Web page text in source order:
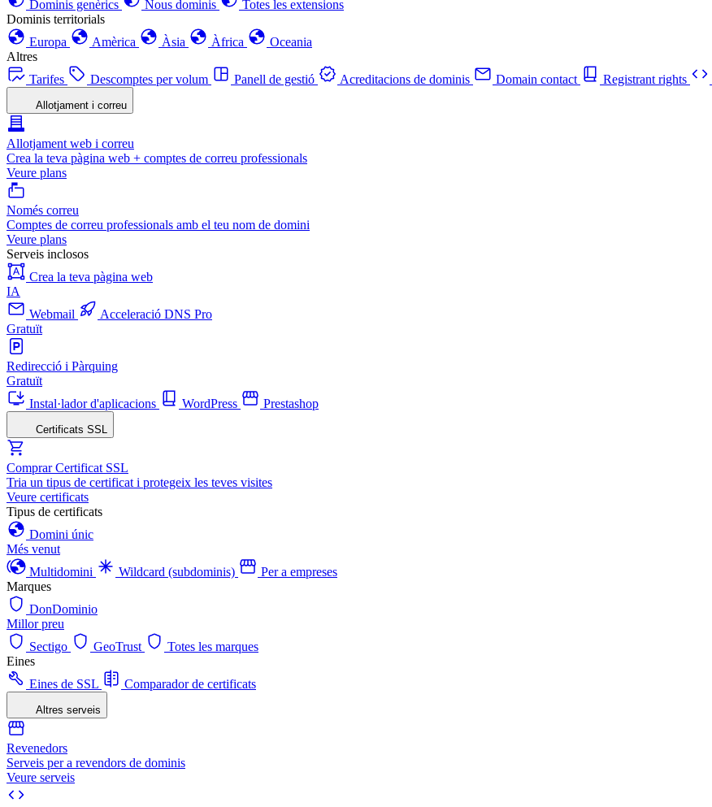
Dominis genèrics Nous dominis
Totes les extensions
Dominis territorials
Europa
Amèrica Àsia Àfrica
Oceania
Altres
Tarifes
Descomptes per volum Panell de gestió Acreditacions de dominis Domain contact Registrant rights
Allotjament i correu
Allotjament web i correu
Crea la teva pàgina web + comptes de correu professionals
Veure plans
Només correu
Comptes de correu professionals amb el teu nom de domini
Veure plans
Serveis inclosos
Crea la teva pàgina web
IA
Webmail
Acceleració DNS Pro
Gratuït
Redirecció i Pàrquing
Gratuït
Instal·lador d'aplicacions
WordPress Prestashop
Certificats SSL
Comprar Certificat SSL
Tria un tipus de certificat i protegeix les teves visites
Veure certificats
Tipus de certificats
Domini únic
Més venut
Multidomini
Wildcard (subdominis)
Per a empreses
Marques
DonDominio
Millor preu
Sectigo
GeoTrust
Totes les marques
Eines
Eines de SSL
Comparador de certificats
Altres serveis
Revenedors
Serveis per a revendors de dominis
Veure serveis